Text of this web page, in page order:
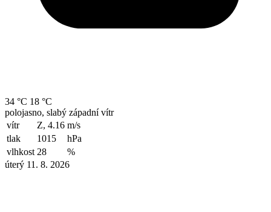
34 °C 18 °C
polojasno, slabý západní vítr
vítr
Z, 4.16 m/s
tlak
1015
hPa
vlhkost 28
%
úterý 11. 8. 2026